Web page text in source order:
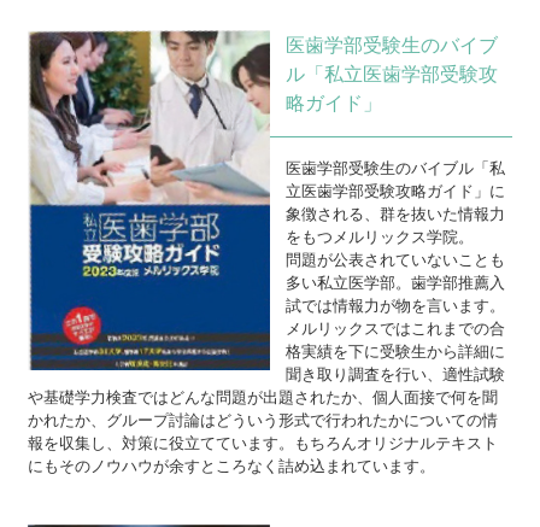
医歯学部受験生のバイブ
ル「私立医歯学部受験攻
略ガイド」
医歯学部受験生のバイブル「私
立医歯学部受験攻略ガイド」に
象徴される、群を抜いた情報力
をもつメルリックス学院。
問題が公表されていないことも
多い私立医学部。歯学部推薦入
試では情報力が物を言います。
メルリックスではこれまでの合
格実績を下に受験生から詳細に
聞き取り調査を行い、適性試験
や基礎学力検査ではどんな問題が出題されたか、個人面接で何を聞
かれたか、グループ討論はどういう形式で行われたかについての情
報を収集し、対策に役立てています。もちろんオリジナルテキスト
にもそのノウハウが余すところなく詰め込まれています。